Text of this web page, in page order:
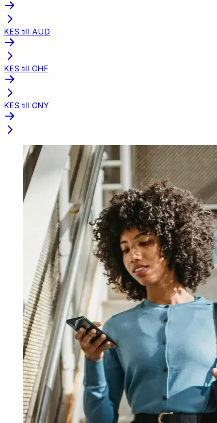
KES till AUD
KES till CHF
KES till CNY